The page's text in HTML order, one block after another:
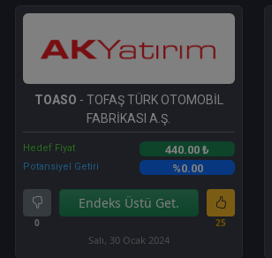
TOASO - TOFAŞ TÜRK OTOMOBİL
FABRİKASI A.Ş.
Hedef Fiyat 440.00 ₺
Potansiyel Getiri %0.00
0
Endeks Üstü Get.
25
Salı, 30 Ocak 2024